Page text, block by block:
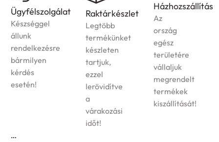
Ügyfélszolgálat
Készséggel
állunk
rendelkezésre
bármilyen
kérdés
esetén!
Raktárkészlet
Legtöbb
termékünket
készleten
tartjuk,
ezzel
lerövidítve
a
várakozási
időt!
Házhozszállítás
Az
ország
egész
területére
vállaljuk
megrendelt
termékek
kiszállítását!